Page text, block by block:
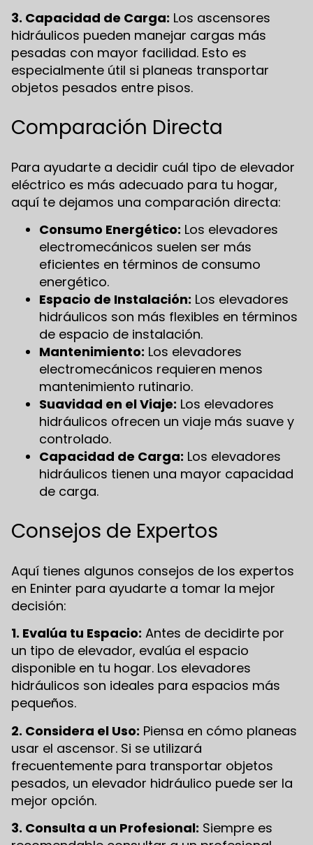
3. Capacidad de Carga: Los ascensores
hidráulicos pueden manejar cargas más
pesadas con mayor facilidad. Esto es
especialmente útil si planeas transportar
objetos pesados entre pisos.
Comparación Directa
Para ayudarte a decidir cuál tipo de elevador
eléctrico es más adecuado para tu hogar,
aquí te dejamos una comparación directa:
Consumo Energético: Los elevadores
electromecánicos suelen ser más
eficientes en términos de consumo
energético.
Espacio de Instalación: Los elevadores
hidráulicos son más flexibles en términos
de espacio de instalación.
Mantenimiento: Los elevadores
electromecánicos requieren menos
mantenimiento rutinario.
Suavidad en el Viaje: Los elevadores
hidráulicos ofrecen un viaje más suave y
controlado.
Capacidad de Carga: Los elevadores
hidráulicos tienen una mayor capacidad
de carga.
Consejos de Expertos
Aquí tienes algunos consejos de los expertos
en Eninter para ayudarte a tomar la mejor
decisión:
1. Evalúa tu Espacio: Antes de decidirte por
un tipo de elevador, evalúa el espacio
disponible en tu hogar. Los elevadores
hidráulicos son ideales para espacios más
pequeños.
2. Considera el Uso: Piensa en cómo planeas
usar el ascensor. Si se utilizará
frecuentemente para transportar objetos
pesados, un elevador hidráulico puede ser la
mejor opción.
3. Consulta a un Profesional: Siempre es